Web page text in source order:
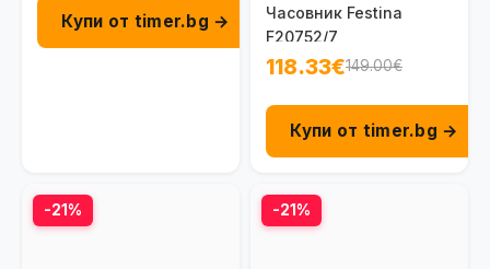
Купи от timer.bg →
Часовник Festina
F20752/7
118.33€149.00€
Купи от timer.bg →
-21% -21%